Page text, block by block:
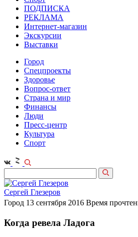
ПОДПИСКА
РЕКЛАМА
Интернет-магазин
Экскурсии
Выставки
Город
Спецпроекты
Здоровье
Вопрос-ответ
Страна и мир
Финансы
Люди
Пресс-центр
Культура
Спорт
Сергей Глезеров
Город 13 сентября 2016 Время
Когда ревела Ладога